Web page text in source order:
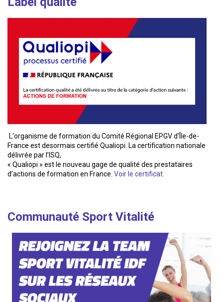
L'organisme de formation du Comité Régional EPGV d'Île-de-
France est desormais certifié Qualiopi. La certification nationale
délivrée par l’ISQ,
« Qualiopi » est le nouveau gage de qualité des prestataires
d’actions de formation en France. Voir le certificat.
Communauté Sport Vitalité